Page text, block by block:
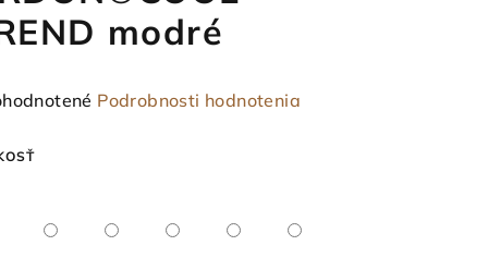
modré
Podrobnosti hodnotenia